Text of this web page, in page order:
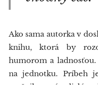
Ako sama autorka v
knihu, ktorá by
humorom a
na jednotku. Príbeh